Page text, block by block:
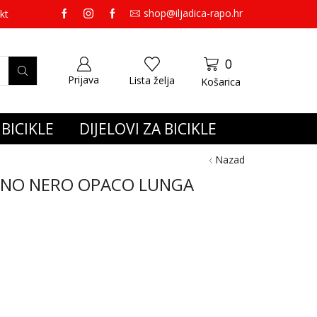
65,00 eura gratis dostava.shop@iljadica-rapo.hr
Prijava Lista želja
0
Košarica
DIJELOVI ZA BICIKLE
Nazad
NERO OPACO LUNGA